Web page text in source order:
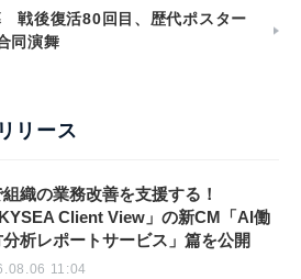
戦後復活80回目、歴代ポスター
同演舞
リース
織の業務改善を支援する！
Client View」の新CM「AI働
分析レポートサービス」篇を公開
11:04